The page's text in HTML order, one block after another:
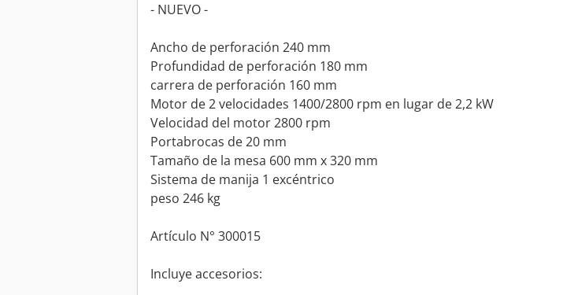
- NUEVO -
Ancho de perforación 240 mm
Profundidad de perforación 180 mm
carrera de perforación 160 mm
Motor de 2 velocidades 1400/2800 rpm en lugar de 2,2 kW
Velocidad del motor 2800 rpm
Portabrocas de 20 mm
Tamaño de la mesa 600 mm x 320 mm
Sistema de manija 1 excéntrico
peso 246 kg
Artículo N° 300015
Incluye accesorios: